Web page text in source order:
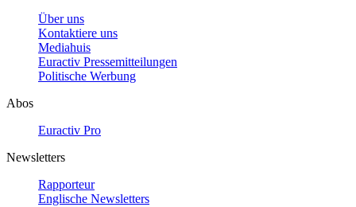
Über uns
Kontaktiere uns
Mediahuis
Euractiv Pressemitteilungen
Politische Werbung
Abos
Euractiv Pro
Newsletters
Rapporteur
Englische Newsletters